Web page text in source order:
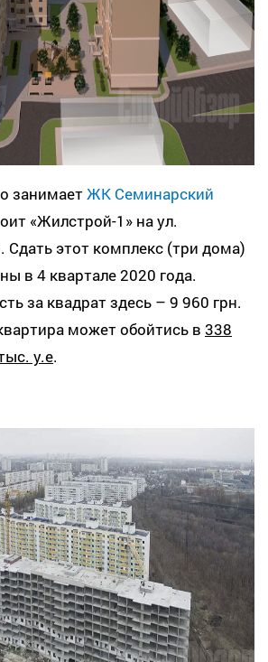
занимаетЖК Семинарский
«Жилстрой-1» на ул.
Сдать этот комплекс (три дома)
в 4 квартале 2020 года.
за квадрат здесь – 9 960 грн.
может обойтись в 338
у.е.